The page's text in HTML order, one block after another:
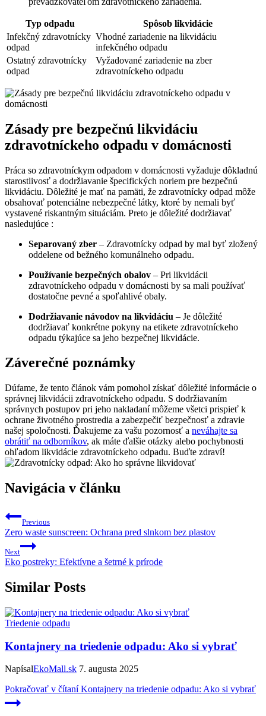
Typ odpadu
Spôsob likvidácie
Infekčný zdravotnícky
odpad
Vhodné zariadenie na likvidáciu
infekčného odpadu
Ostatný zdravotnícky
odpad
Vyžadované zariadenie na zber
zdravotníckeho odpadu
Zásady pre bezpečnú likvidáciu
zdravotníckeho odpadu v domácnosti
Práca so zdravotníckym odpadom v domácnosti vyžaduje dôkladnú
starostlivosť a dodržiavanie špecifických noriem pre bezpečnú
likvidáciu. Dôležité je mať na pamäti, že zdravotnícky odpad môže
obsahovať potenciálne nebezpečné látky, ktoré by nemali byť
vystavené riskantným situáciám. Preto je dôležité dodržiavať
nasledujúce :
Separovaný zber – Zdravotnícky odpad by mal byť zložený
oddelene od bežného komunálneho odpadu.
Používanie bezpečných obalov – Pri likvidácii
zdravotníckeho odpadu v domácnosti by sa mali používať
dostatočne pevné a spoľahlivé obaly.
Dodržiavanie návodov na likvidáciu – Je dôležité
dodržiavať konkrétne pokyny na etikete zdravotníckeho
odpadu týkajúce sa jeho bezpečnej likvidácie.
Záverečné poznámky
Dúfame, že tento článok vám pomohol získať dôležité informácie o
správnej likvidácii zdravotníckeho odpadu. S dodržiavaním
správnych postupov pri jeho nakladaní môžeme všetci prispieť k
ochrane životného prostredia a zabezpečiť bezpečnosť a zdravie
našej spoločnosti. Ďakujeme za vašu pozornosť a neváhajte sa
obrátiť na odborníkov, ak máte ďalšie otázky alebo pochybnosti
ohľadom likvidácie zdravotníckeho odpadu. Buďte zdraví!
Navigácia v článku
Previous
Zero waste sunscreen: Ochrana pred slnkom bez plastov
Next
Eko postreky: Efektívne a šetrné k prírode
Similar Posts
Triedenie odpadu
Kontajnery na triedenie odpadu: Ako si vybrať
NapísalEkoMall.sk 7. augusta 2025
Pokračovať v čítaníKontajnery na triedenie odpadu: Ako si vybrať